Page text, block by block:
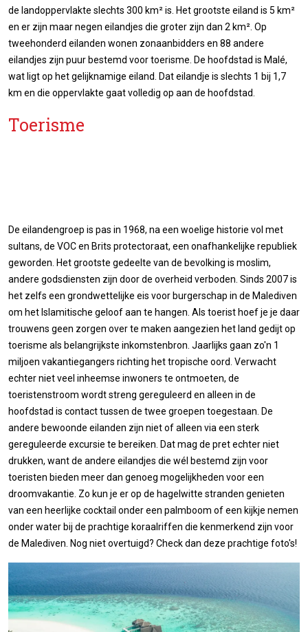
de landoppervlakte slechts 300 km² is. Het grootste eiland is 5 km²
en er zijn maar negen eilandjes die groter zijn dan 2 km². Op
tweehonderd eilanden wonen zonaanbidders en 88 andere
eilandjes zijn puur bestemd voor toerisme. De hoofdstad is Malé,
wat ligt op het gelijknamige eiland. Dat eilandje is slechts 1 bij 1,7
km en die oppervlakte gaat volledig op aan de hoofdstad.
Toerisme
De eilandengroep is pas in 1968, na een woelige historie vol met
sultans, de VOC en Brits protectoraat, een onafhankelijke republiek
geworden. Het grootste gedeelte van de bevolking is moslim,
andere godsdiensten zijn door de overheid verboden. Sinds 2007 is
het zelfs een grondwettelijke eis voor burgerschap in de Malediven
om het Islamitische geloof aan te hangen. Als toerist hoef je je daar
trouwens geen zorgen over te maken aangezien het land gedijt op
toerisme als belangrijkste inkomstenbron. Jaarlijks gaan zo'n 1
miljoen vakantiegangers richting het tropische oord. Verwacht
echter niet veel inheemse inwoners te ontmoeten, de
toeristenstroom wordt streng gereguleerd en alleen in de
hoofdstad is contact tussen de twee groepen toegestaan. De
andere bewoonde eilanden zijn niet of alleen via een sterk
gereguleerde excursie te bereiken. Dat mag de pret echter niet
drukken, want de andere eilandjes die wél bestemd zijn voor
toeristen bieden meer dan genoeg mogelijkheden voor een
droomvakantie. Zo kun je er op de hagelwitte stranden genieten
van een heerlijke cocktail onder een palmboom of een kijkje nemen
onder water bij de prachtige koraalriffen die kenmerkend zijn voor
de Malediven. Nog niet overtuigd? Check dan deze prachtige foto's!